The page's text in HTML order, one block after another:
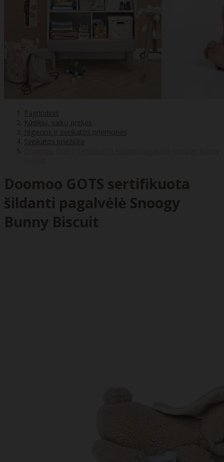
Pagrindinis
Kūdikių, vaikų prekės
Higienos ir sveikatos priemonės
Sveikatos priežiūra
Doomoo GOTS sertifikuota
šildanti pagalvėlė Snoogy
Bunny Biscuit